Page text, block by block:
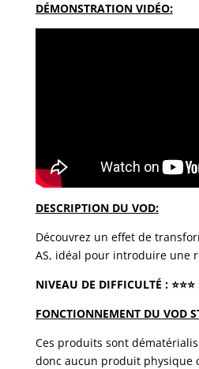
DÉMONSTRATION VIDÉO:
DESCRIPTION DU VOD:
Découvrez un effet de
AS, idéal pour introduire une
NIVEAU DE DIFFICULTÉ : ⭐️⭐️⭐️
FONCTIONNEMENT DU VOD
Ces produits sont
donc aucun produit physique